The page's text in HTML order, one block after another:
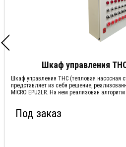
Шкаф управления
Шкаф управления ТНС (тепловая насосная
представляет из себя решение,
MICRO EPU2LR. На нем реализован
Под заказ